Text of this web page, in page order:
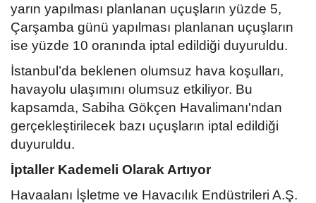
Gündem
Dünya
yarın yapılması planlanan uçuşların yüzde 5,
Çarşamba günü yapılması planlanan uçuşların
ise yüzde 10 oranında iptal edildiği duyuruldu.
İstanbul’da beklenen olumsuz hava koşulları,
havayolu ulaşımını olumsuz etkiliyor. Bu
kapsamda, Sabiha Gökçen Havalimanı'ndan
gerçekleştirilecek bazı uçuşların iptal edildiği
duyuruldu.
İptaller Kademeli Olarak Artıyor
Havaalanı İşletme ve Havacılık Endüstrileri A.Ş.